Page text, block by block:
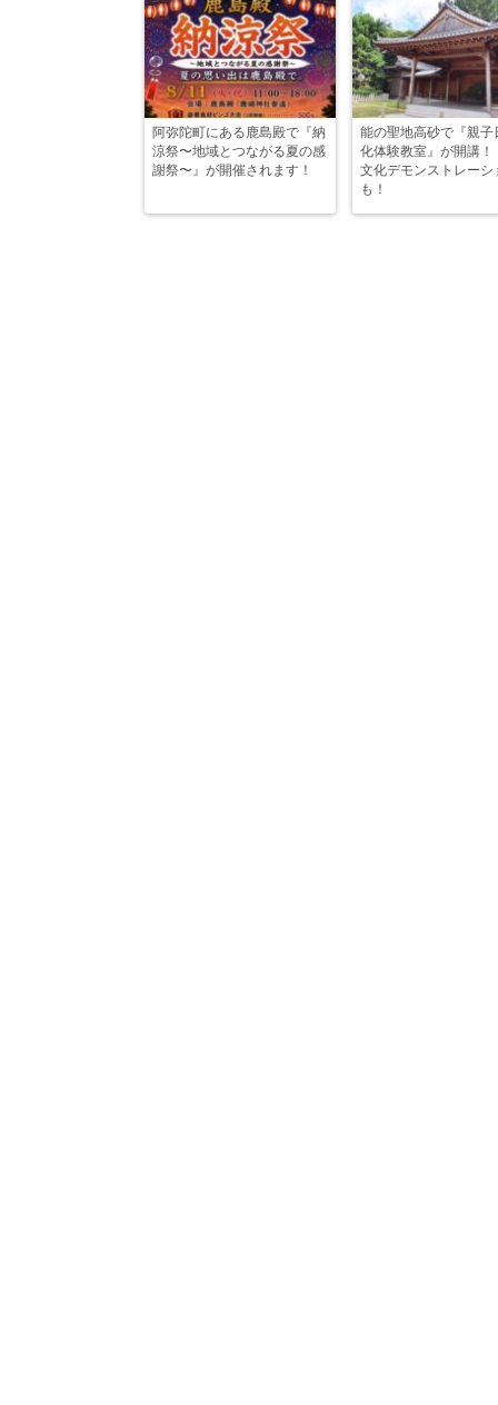
阿弥陀町にある鹿島殿で『納
涼祭〜地域とつながる夏の感
謝祭〜』が開催されます！
能の聖地高砂で『親子
化体験教室』が開講！
文化デモンストレーシ
も！